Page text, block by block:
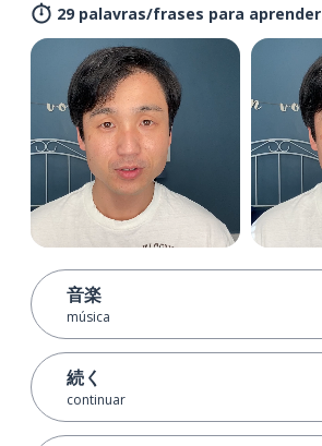
29 palavras/frases para aprender
音楽
música
続く
continuar